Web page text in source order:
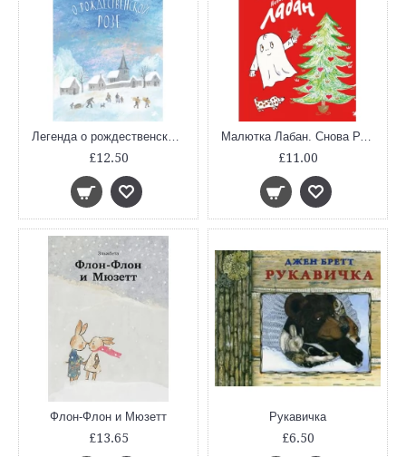
Легенда о рождественской розе
£12.50
Малютка Лабан. Снова Рождество!
£11.00
Флон-Флон и Мюзетт
£13.65
Рукавичка
£6.50